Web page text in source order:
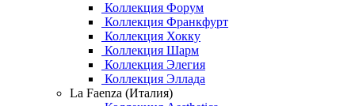
Коллекция Форум
Коллекция Франкфурт
Коллекция Хокку
Коллекция Шарм
Коллекция Элегия
Коллекция Эллада
La Faenza (Италия)